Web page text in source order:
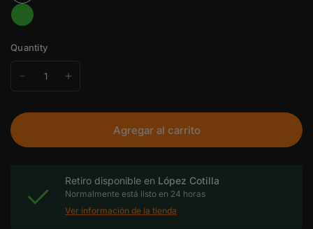
Quantity
Agregar al carrito
Retiro disponible en López Cotilla
Normalmente está listo en 24 horas
Ver información de la tienda